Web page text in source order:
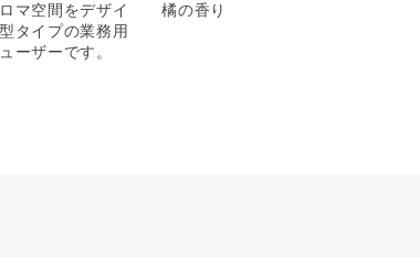
マ空間をデザイ
タイプの業務用
ーザーです。
橘の香り